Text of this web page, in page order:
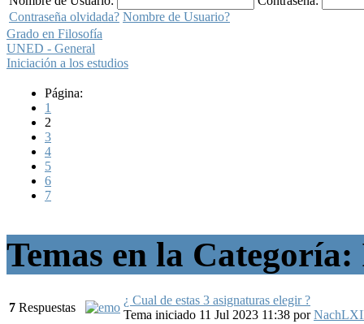
Contraseña olvidada? Nombre de Usuario?
Grado en Filosofía
UNED - General
Iniciación a los estudios
Página:
1
2
3
4
5
6
7
Temas en la
7 Respuestas
¿ Cual de estas 3 asignaturas elegir ?
Tema iniciado 11 Jul 2023 11:38 por